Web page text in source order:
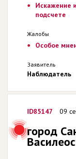
Искажение
подсчете
Жалобы
Особое
Заявитель
Наблюдатель
ID85147 09
город